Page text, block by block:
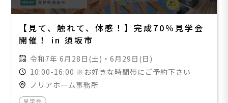
【見て、触れて、体感！】完成70％見学会
開催！ in 須坂市
令和7年 6月28日(土)・6月29日(日)
10:00-16:00 ※お好きな時間帯にご予約下さい
ノリアホーム事務所
見学会